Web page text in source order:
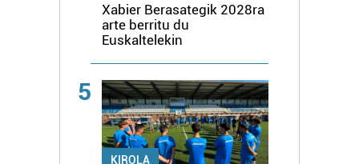
Xabier Berasategik 2028ra
arte berritu du
Euskaltelekin
5
KIROLA